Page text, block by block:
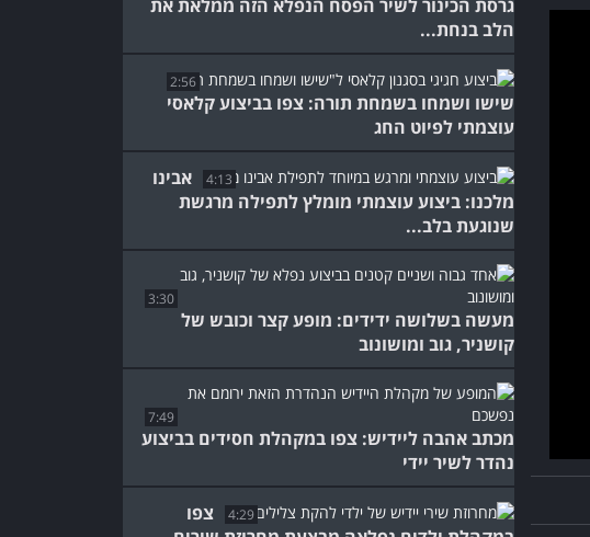
גרסת הכינור לשיר הפסח הנפלא הזה ממלאת את
הלב בנחת...
2:56
שישו ושמחו בשמחת תורה: צפו בביצוע קלאסי
עוצמתי לפיוט החג
4:13
אבינו
מלכנו: ביצוע עוצמתי מומלץ לתפילה מרגשת
שנוגעת בלב...
3:30
מעשה בשלושה ידידים: מופע קצר וכובש של
קושניר, גוב ומושונוב
7:49
מכתב אהבה ליידיש: צפו במקהלת חסידים בביצוע
נהדר לשיר יידי
4:29
צפו